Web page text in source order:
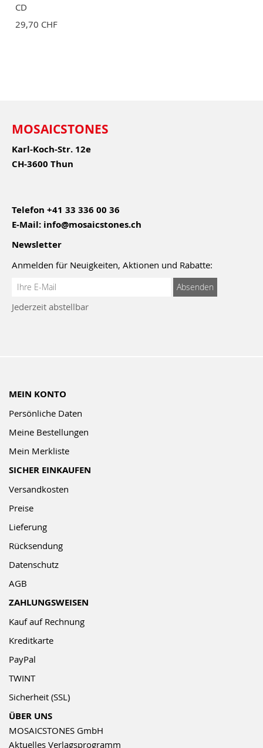
CD
29,70 CHF
MOSAICSTONES
Karl-Koch-Str. 12e
CH-3600 Thun
Telefon +41 33 336 00 36
E-Mail: info@mosaicstones.ch
Newsletter
Anmelden für Neuigkeiten, Aktionen und Rabatte:
Anmeldung
Newsletter:
Absenden
Jederzeit abstellbar
MEIN KONTO
Persönliche Daten
Meine Bestellungen
Mein Merkliste
SICHER EINKAUFEN
Versandkosten
Preise
Lieferung
Rücksendung
Datenschutz
AGB
ZAHLUNGSWEISEN
Kauf auf Rechnung
Kreditkarte
PayPal
TWINT
Sicherheit (SSL)
ÜBER UNS
MOSAICSTONES GmbH
Aktuelles Verlagsprogramm